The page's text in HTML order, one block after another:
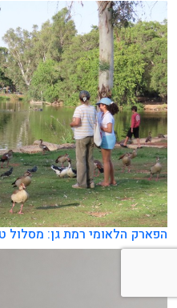
הפארק הלאומי רמת גן: מסלול